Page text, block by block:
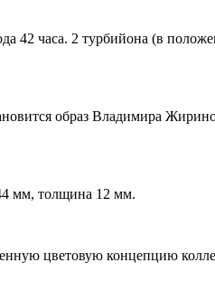
42 часа. 2 турбийона (в
образ Владимира
мм, толщина 12 мм.
цветовую концепцию